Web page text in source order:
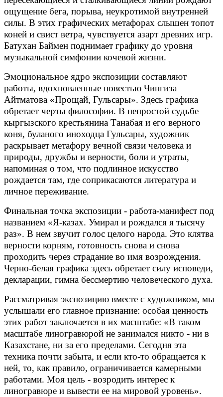
ощущение бега, порыва, неукротимой внутренней
силы. В этих графических метафорах слышен топот
коней и свист ветра, чувствуется азарт древних игр.
Батухан Баймен поднимает графику до уровня
музыкальной симфонии кочевой жизни.
Эмоциональное ядро экспозиции составляют
работы, вдохновленные повестью Чингиза
Айтматова «Прощай, Гульсары». Здесь графика
обретает черты философии. В непростой судьбе
кыргызского крестьянина Танабая и его верного
коня, буланого иноходца Гульсары, художник
раскрывает метафору вечной связи человека и
природы, дружбы и верности, боли и утраты,
напоминая о том, что подлинное искусство
рождается там, где соприкасаются литература и
личное переживание.
Финальная точка экспозиции - работа-манифест под
названием «Я-казах. Умирал и рождался я тысячу
раз». В нем звучит голос целого народа. Это клятва
верности корням, готовность снова и снова
проходить через страдание во имя возрождения.
Черно-белая графика здесь обретает силу исповеди,
декларации, гимна бессмертию человеческого духа.
Рассматривая экспозицию вместе с художником, мы
услышали его главное признание: особая ценность
этих работ заключается в их масштабе: «В таком
масштабе линогравюрой не занимался никто - ни в
Казахстане, ни за его пределами. Сегодня эта
техника почти забыта, и если кто-то обращается к
ней, то, как правило, ограничивается камерными
работами. Моя цель - возродить интерес к
линогравюре и вывести ее на мировой уровень».